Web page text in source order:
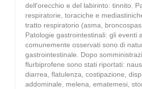
dell'orecchio e del labirinto: tinnito.
respiratorie, toraciche e
tratto respiratorio (asma,
Patologie gastrointestinali: gli eventi
comunemente osservati sono di
gastrointestinale. Dopo
flurbiprofene sono stati riportati:
diarrea, flatulenza, costipazione,
addominale, melena, ematemesi,